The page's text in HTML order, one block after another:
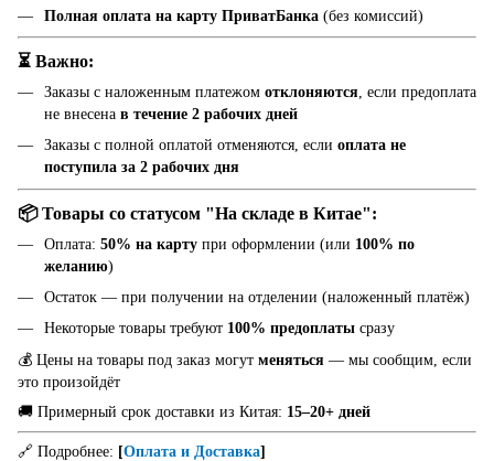
Полная оплата на карту ПриватБанка (без комиссий)
⏳ Важно:
Заказы с наложенным платежом отклоняются, если предоплата
не внесена в течение 2 рабочих дней
Заказы с полной оплатой отменяются, если оплата не
поступила за 2 рабочих дня
📦 Товары со статусом "На складе в Китае":
Оплата: 50% на карту при оформлении (или 100% по
желанию)
Остаток — при получении на отделении (наложенный платёж)
Некоторые товары требуют 100% предоплаты сразу
💰 Цены на товары под заказ могут меняться — мы сообщим, если
это произойдёт
🚚 Примерный срок доставки из Китая: 15–20+ дней
🔗 Подробнее: [Оплата и Доставка]